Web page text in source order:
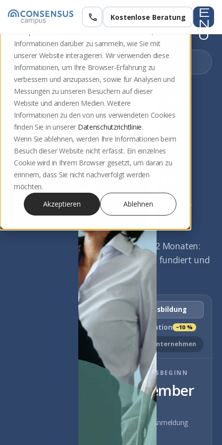
Diese Website speichert Cookies auf Ihrem
Informationen darüber zu sammeln, wie Sie mit
unserer Website interagieren. Wir verwenden diese
Informationen, um Ihre Browser-Erfahrung zu
verbessern und anzupassen, sowie für Analysen und
Messungen zu unseren Besuchern auf dieser
Website und anderen Medien. Weitere
Informationen zu den von uns verwendeten Cookies
finden Sie in unserer Datenschutzrichtlinie.
Wenn Sie ablehnen, werden Ihre Informationen beim
Besuch dieser Website nicht erfasst. Ein einzelnes
Cookie wird in Ihrem Browser gesetzt, um daran zu
erinnern, dass Sie nicht nachverfolgt werden
möchten.
Akzeptieren
Ablehnen
call Kostenlose Beratung
e
n
u
BERLIN · COACHING-
AUSBILDUNG
Systemische
Coaching-
Ausbildung
nach
DBVC/IOBC
Standards in
Berlin
180 Stunden in 12 Monaten:
berufsbegleitend, fundiert und
praxisorientiert.
Coaching-Ausbildung
Bundle + Mediation −10 %
Unternehmen
NÄCHSTER KURSBEGINN
17. November
2026
Präsenz · Berlin · Anmeldung